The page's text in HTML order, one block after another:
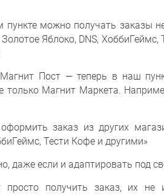
можно получать заказы
Яблоко, DNS, ХоббиГеймс,
Пост — теперь в наш
только Магнит Маркета.
заказ из других
Тести Кофе и другими»
даже если и адаптировать под
просто получить заказ, их не